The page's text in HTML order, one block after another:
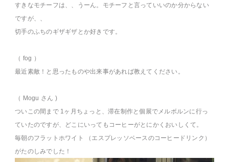
すきなモチーフは、、うーん。モチーフと言っていいのか分からない
ですが、、
切手のふちのギザギザとか好きです。
（ fog ）
最近素敵！と思ったものや出来事があれば教えてください。
（ Mogu さん )
ついこの間まで 1ヶ月ちょっと、滞在制作と個展でメルボルンに行っ
ていたのですが、どこにいってもコーヒーがとにかくおいしくて。
毎朝のフラットホワイト （エスプレッソベースのコーヒードリンク）
がたのしみでした！